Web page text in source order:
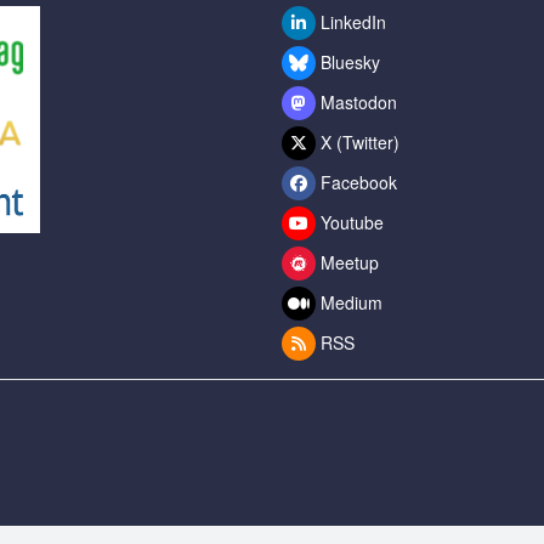
LinkedIn
Bluesky
Mastodon
X (Twitter)
Facebook
Youtube
Meetup
Medium
RSS